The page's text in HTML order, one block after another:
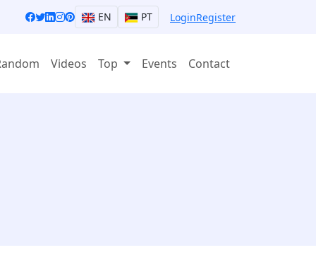
EN PT LoginRegister
Videos Top Events Contact